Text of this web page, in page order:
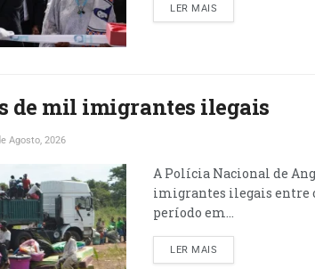
LER MAIS
de mil imigrantes ilegais
Agosto, 2026
A Polícia Nacional de
imigrantes ilegais entre
período em...
LER MAIS